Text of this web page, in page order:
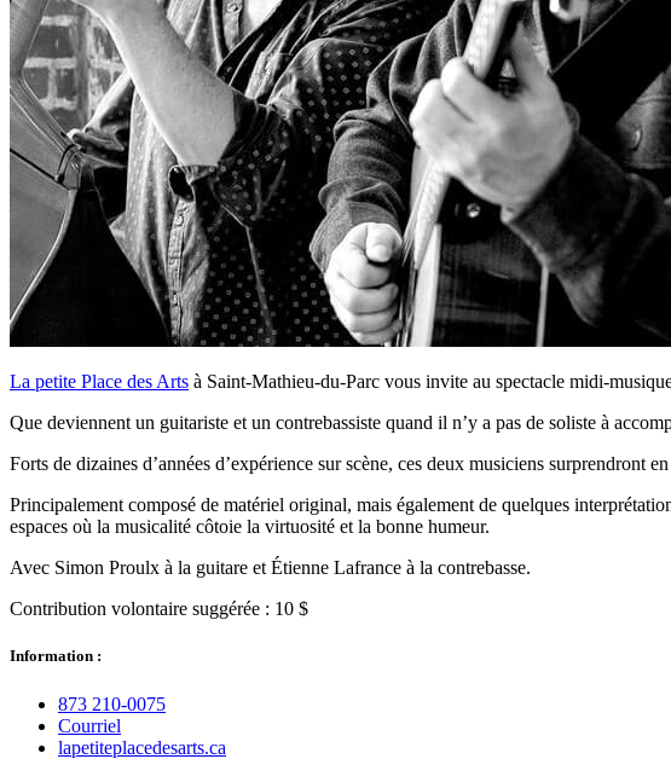
La petite Place des Arts à Saint-Mathieu-du-Parc vous invite au spectacle midi-
Que deviennent un guitariste et un contrebassiste quand il n’y a pas de soliste à
Forts de dizaines d’années d’expérience sur scène, ces deux musiciens surprendront
Principalement composé de matériel original, mais également de quelques
espaces où la musicalité côtoie la virtuosité et la bonne humeur.
Avec Simon Proulx à la guitare et Étienne Lafrance à la contrebasse.
Contribution volontaire suggérée : 10 $
Information :
873 210‑0075
Courriel
lapetiteplacedesarts.ca